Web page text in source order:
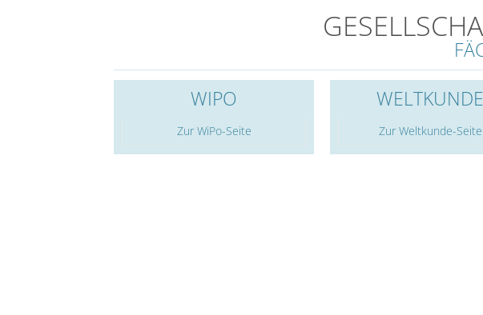
WIPO
Zur WiPo-Seite
WELTKUNDE
Zur Weltkunde-Seite